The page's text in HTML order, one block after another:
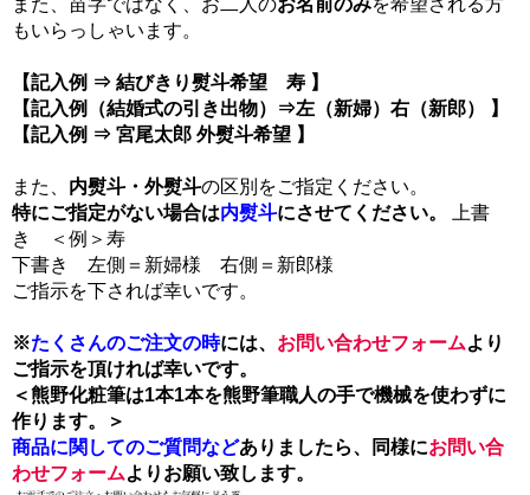
また、苗字ではなく、お二人のお名前のみを希望される方
もいらっしゃいます。
【記入例 ⇒ 結びきり熨斗希望 寿 】
【記入例（結婚式の引き出物）⇒左（新婦）右（新郎） 】
【記入例 ⇒ 宮尾太郎 外熨斗希望 】
また、 内熨斗・外熨斗の区別をご指定ください。
特にご指定がない場合は内熨斗にさせてください。
上書
き ＜例＞寿
下書き 左側＝新婦様 右側＝新郎様
ご指示を下されば幸いです。
※たくさんのご注文の時には、 お問い合わせフォームより
ご指示を頂ければ幸いです。
＜熊野化粧筆は1本1本を熊野筆職人の手で機械を使わずに
作ります。＞
商品に関してのご質問などありましたら、同様にお問い合
わせフォームよりお願い致します。